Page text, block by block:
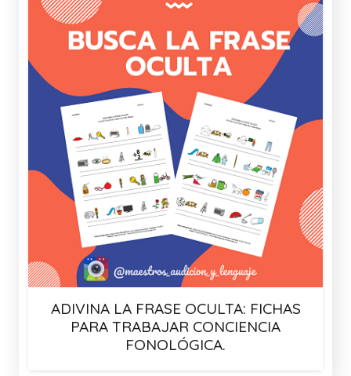
ADIVINA LA FRASE OCULTA: FICHAS
PARA TRABAJAR CONCIENCIA
FONOLÓGICA.